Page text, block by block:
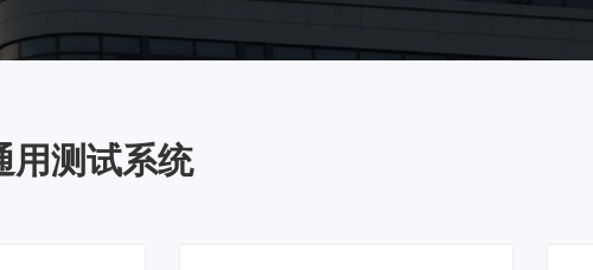
波闪烁测量仪
定磁场发生器
用测试系统